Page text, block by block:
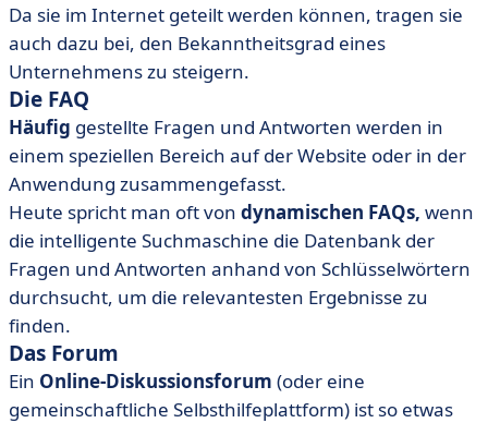
Da sie im Internet geteilt werden können, tragen sie
auch dazu bei, den Bekanntheitsgrad eines
Unternehmens zu steigern.
Die FAQ
Häufig gestellte Fragen und Antworten werden in
einem speziellen Bereich auf der Website oder in der
Anwendung zusammengefasst.
Heute spricht man oft von dynamischen FAQs, wenn
die intelligente Suchmaschine die Datenbank der
Fragen und Antworten anhand von Schlüsselwörtern
durchsucht, um die relevantesten Ergebnisse zu
finden.
Das Forum
Ein Online-Diskussionsforum (oder eine
gemeinschaftliche Selbsthilfeplattform) ist so etwas